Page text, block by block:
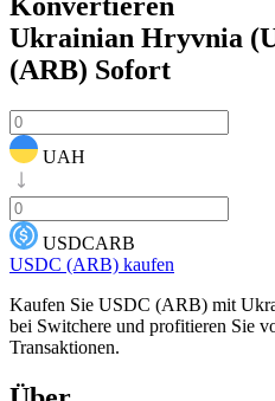
Ukrainian Hryvnia
(ARB) Sofort
UAH
USDCARB
USDC (ARB) kaufen
Kaufen Sie USDC (ARB) mit
bei Switchere und profitieren Sie
Transaktionen.